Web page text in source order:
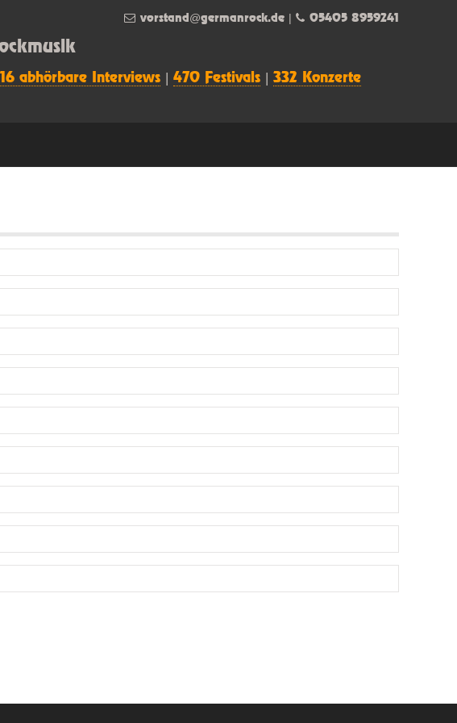
abhörbare Interviews 470 Festivals 332 Konzerte
vorstand@germanrock.de 05405 8959241